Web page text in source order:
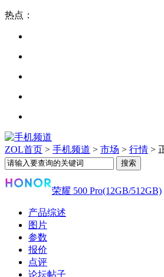
热点：
ZOL首页 > 手机频道 > 市场 > 行情 >
荣耀 500 Pro(12GB/512GB)
产品综述
图片
参数
报价
点评
论坛帖子